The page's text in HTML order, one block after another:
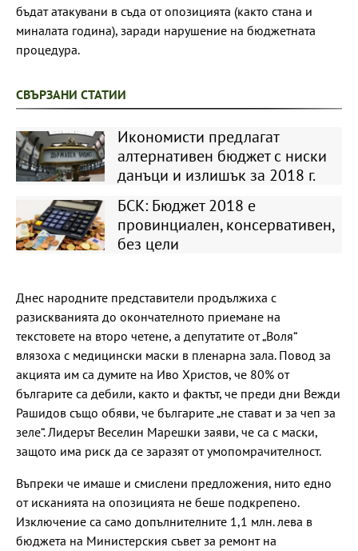
бъдат атакувани в съда от опозицията (както стана и
миналата година), заради нарушение на бюджетната
процедура.
СВЪРЗАНИ СТАТИИ
Икономисти предлагат
алтернативен бюджет с ниски
данъци и излишък за 2018 г.
БСК: Бюджет 2018 е
провинциален, консервативен,
без цели
Днес народните представители продължиха с
разискванията до окончателното приемане на
текстовете на второ четене, а депутатите от „Воля“
влязоха с медицински маски в пленарна зала. Повод за
акцията им са думите на Иво Христов, че 80% от
българите са дебили, както и фактът, че преди дни Вежди
Рашидов също обяви, че българите „не стават и за чеп за
зеле“. Лидерът Веселин Марешки заяви, че са с маски,
защото има риск да се заразят от умопомрачителност.
Въпреки че имаше и смислени предложения, нито едно
от исканията на опозицията не беше подкрепено.
Изключение са само допълнителните 1,1 млн. лева в
бюджета на Министерския съвет за ремонт на